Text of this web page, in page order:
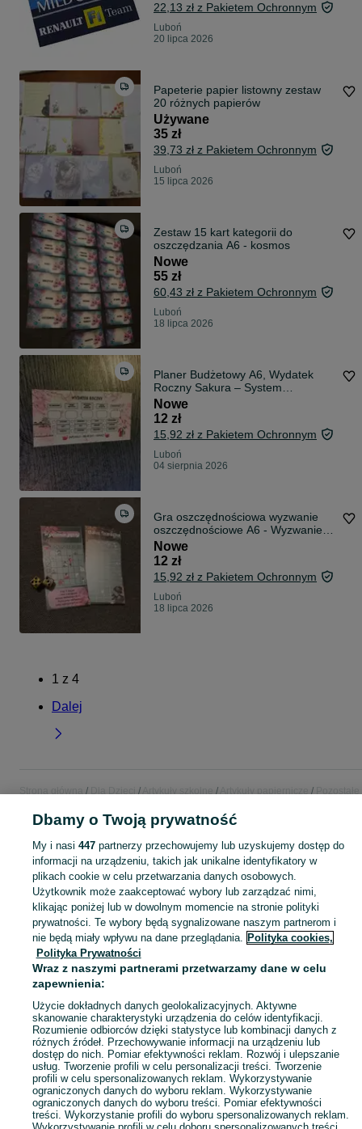
22,13 zł z Pakietem Ochronnym
Luboń
20 lipca 2026
Papeterie papier listowny zestaw
20 różnych papierów
Używane
35 zł
39,73 zł z Pakietem Ochronnym
Luboń
15 lipca 2026
Zestaw 15 kart kategorii do
oszczędzania A6 - kosmos
Nowe
55 zł
60,43 zł z Pakietem Ochronnym
Luboń
18 lipca 2026
Planer Budżetowy A6, Wydatek
Roczny Sakura – System
Kopertowy
Nowe
12 zł
15,92 zł z Pakietem Ochronnym
Luboń
04 sierpnia 2026
Gra oszczędnościowa wyzwanie
oszczędnościowe A6 - Wyzwanie
gejszy - Gr
Nowe
12 zł
15,92 zł z Pakietem Ochronnym
Luboń
18 lipca 2026
1 z 4
Dalej
Strona główna Dla Dzieci Artykuły szkolne Artykuły papiernicze
Pozostałe
Pozostałe Artykuły papiernicze - Luboń
KATEGORIA
bidon szkolny worek na obuwie , śniadaniówka szkolna Zobacz
Mapa kategorii
Mapa miejscowości
Mapa ministron
Popularne wyszukiwania
Dbamy o Twoją prywatność
My i nasi 447partnerzy przechowujemy lub uzyskujemy dostęp do
informacji na urządzeniu, takich jak unikalne identyfikatory w
plikach cookie w celu przetwarzania danych osobowych.
Użytkownik może zaakceptować wybory lub zarządzać nimi,
klikając poniżej lub w dowolnym momencie na stronie polityki
prywatności. Te wybory będą sygnalizowane naszym partnerom i
nie będą miały wpływu na dane przeglądania. Polityka cookies,
Polityka Prywatności
Wraz z naszymi partnerami przetwarzamy dane w celu
zapewnienia:
Użycie dokładnych danych geolokalizacyjnych. Aktywne
skanowanie charakterystyki urządzenia do celów identyfikacji.
Rozumienie odbiorców dzięki statystyce lub kombinacji danych z
różnych źródeł. Przechowywanie informacji na urządzeniu lub
dostęp do nich. Pomiar efektywności reklam. Rozwój i ulepszanie
usług. Tworzenie profili w celu personalizacji treści. Tworzenie
profili w celu spersonalizowanych reklam. Wykorzystywanie
ograniczonych danych do wyboru reklam. Wykorzystywanie
ograniczonych danych do wyboru treści. Pomiar efektywności
treści. Wykorzystanie profili do wyboru spersonalizowanych reklam.